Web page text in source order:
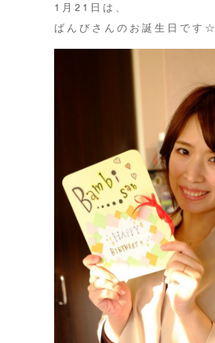
1月21日は、
ばんびさんのお誕生日です☆